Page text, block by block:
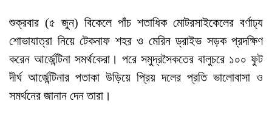
শুক্রবার (৫ জুন) বিকেলে পাঁচ শতাধিক মোটরসাইকেলের বর্ণাঢ্য
শোভাযাত্রা নিয়ে টেকনাফ শহর ও মেরিন ড্রাইভ সড়ক প্রদক্ষিণ
করেন আর্জেন্টিনা সমর্থকেরা। পরে সমুদ্রসৈকতের বালুচরে ১০০ ফুট
দীর্ঘ আর্জেন্টিনার পতাকা উড়িয়ে প্রিয় দলের প্রতি ভালোবাসা ও
সমর্থনের জানান দেন তারা।